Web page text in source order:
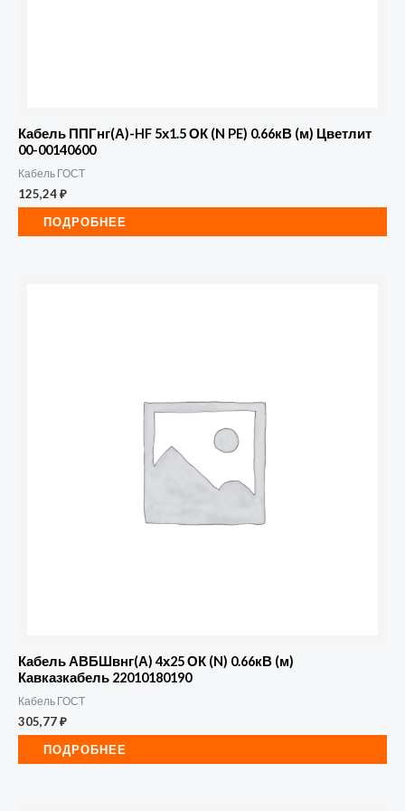
Кабель ППГнг(А)-HF 5х1.5 ОК (N PE) 0.66кВ (м) Цветлит
00-00140600
Кабель ГОСТ
125,24₽
ПОДРОБНЕЕ
Кабель АВБШвнг(А) 4х25 ОК (N) 0.66кВ (м)
Кавказкабель 22010180190
Кабель ГОСТ
305,77₽
ПОДРОБНЕЕ